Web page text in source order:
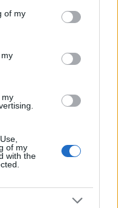
You may click to
its third-party tags to
in below Google
of my
my
of my
with the
művészeti
nyitotta
Produkciós Iroda
mennyire fontos
programsorozat. A
is kiemelt:
át gyűjtötte
a több mint ezer